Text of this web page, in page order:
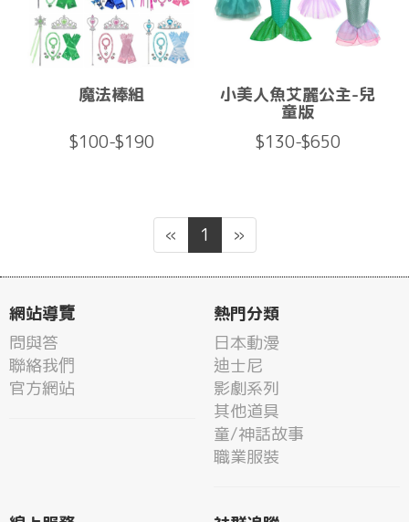
魔法棒組
$100-$190
小美人魚艾麗公主-兒
童版
$130-$650
« 1 »
網站導覽
問與答
聯絡我們
官方網站
熱門分類
日本動漫
迪士尼
影劇系列
其他道具
童/神話故事
職業服裝